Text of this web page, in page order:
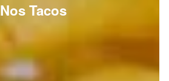
Nos Tacos